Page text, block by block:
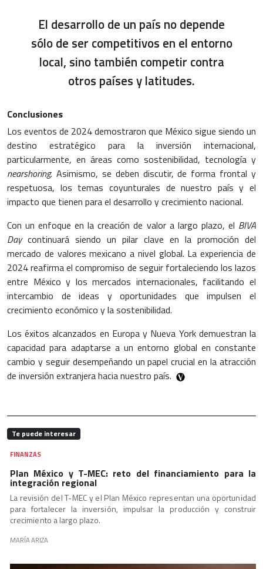
El desarrollo de un país no depende
sólo de ser competitivos en el entorno
local, sino también competir contra
otros países y latitudes.
Conclusiones
Los eventos de 2024 demostraron que México sigue siendo un
destino estratégico para la inversión internacional,
particularmente, en áreas como sostenibilidad, tecnología y
nearshoring. Asimismo, se deben discutir, de forma frontal y
respetuosa, los temas coyunturales de nuestro país y el
impacto que tienen para el desarrollo y crecimiento nacional.
Con un enfoque en la creación de valor a largo plazo, el BIVA
Daycontinuará siendo un pilar clave en la promoción del
mercado de valores mexicano a nivel global. La experiencia de
2024 reafirma el compromiso de seguir fortaleciendo los lazos
entre México y los mercados internacionales, facilitando el
intercambio de ideas y oportunidades que impulsen el
crecimiento económico y la sostenibilidad.
Los éxitos alcanzados en Europa y Nueva York demuestran la
capacidad para adaptarse a un entorno global en constante
cambio y seguir desempeñando un papel crucial en la atracción
de inversión extranjera hacia nuestro país.
Te puede interesar
FINANZAS
Plan México y T-MEC: reto del financiamiento para la
integración regional
La revisión del T-MEC y el Plan México representan una oportunidad
para fortalecer la inversión, impulsar la producción y construir
crecimiento a largo plazo.
MARÍA ARIZA